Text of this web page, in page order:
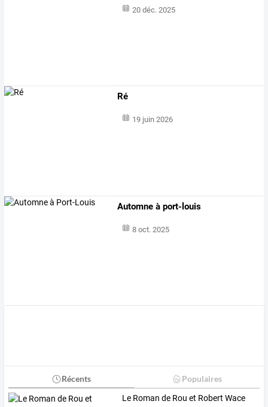
20 déc. 2025
Ré
19 juin 2026
Automne à port-louis
8 oct. 2025
Récents Populaires
Le Roman de Rou et Robert Wace